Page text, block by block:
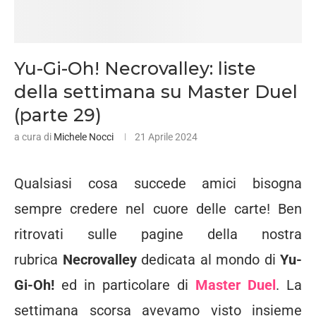
Yu-Gi-Oh! Necrovalley: liste
della settimana su Master Duel
(parte 29)
a cura di Michele Nocci 21 Aprile 2024
Qualsiasi cosa succede amici bisogna
sempre credere nel cuore delle carte! Ben
ritrovati sulle pagine della nostra
rubrica Necrovalleydedicata al mondo di Yu-
Gi-Oh! ed in particolare di Master Duel. La
settimana scorsa avevamo visto insieme